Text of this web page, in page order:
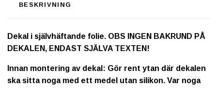
BESKRIVNING
Dekal i självhäftande folie. OBS INGEN BAKRUND PÅ
DEKALEN, ENDAST SJÄLVA TEXTEN!
Innan montering av dekal: Gör rent ytan där dekalen
ska sitta noga med ett medel utan silikon. Var noga